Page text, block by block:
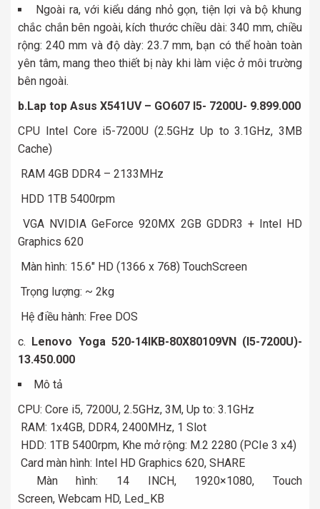
Ngoài ra, với kiểu dáng nhỏ gọn, tiện lợi và bộ khung
chắc chắn bên ngoài, kích thước chiều dài: 340 mm, chiều
rộng: 240 mm và độ dày: 23.7 mm, bạn có thể hoàn toàn
yên tâm, mang theo thiết bị này khi làm việc ở môi trường
bên ngoài.
b.Lap top Asus X541UV – GO607 I5- 7200U- 9.899.000
CPU Intel Core i5-7200U (2.5GHz Up to 3.1GHz, 3MB
Cache)
RAM 4GB DDR4 – 2133MHz
HDD 1TB 5400rpm
VGA NVIDIA GeForce 920MX 2GB GDDR3 + Intel HD
Graphics 620
Màn hình: 15.6″ HD (1366 x 768) TouchScreen
Trọng lượng: ~ 2kg
Hệ điều hành: Free DOS
c. Lenovo Yoga 520-14IKB-80X80109VN (I5-7200U)-
13.450.000
Mô tả
CPU: Core i5, 7200U, 2.5GHz, 3M, Up to: 3.1GHz
RAM: 1x4GB, DDR4, 2400MHz, 1 Slot
HDD: 1TB 5400rpm, Khe mở rộng: M.2 2280 (PCIe 3 x4)
Card màn hình: Intel HD Graphics 620, SHARE
Màn hình: 14 INCH, 1920×1080, Touch
Screen, Webcam HD, Led_KB